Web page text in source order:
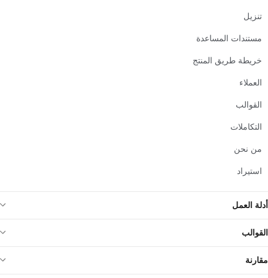
تنزيل
مستندات المساعدة
خريطة طريق المنتج
العملاء
القوالب
التكاملات
من نحن
استيراد
أدلة العمل
القوالب
مقارنة